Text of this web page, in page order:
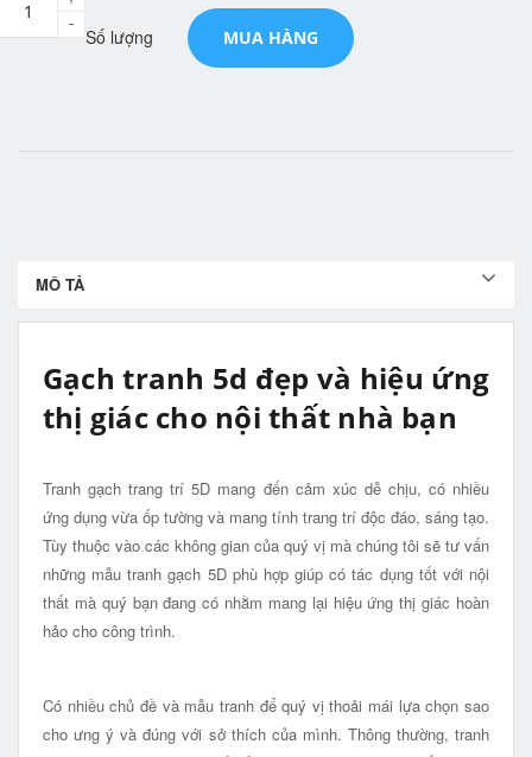
Số lượng
-
MUA HÀNG
MÔ TẢ
Gạch tranh 5d đẹp và hiệu ứng
thị giác cho nội thất nhà bạn
Tranh gạch trang trí 5D mang đến cảm xúc dễ chịu, có nhiều
ứng dụng vừa ốp tường và mang tính trang trí độc đáo, sáng tạo.
Tùy thuộc vào các không gian của quý vị mà chúng tôi sẽ tư vấn
những mẫu tranh gạch 5D phù hợp giúp có tác dụng tốt với nội
thất mà quý bạn đang có nhằm mang lại hiệu ứng thị giác hoàn
hảo cho công trình.
Có nhiều chủ đề và mẫu tranh để quý vị thoải mái lựa chọn sao
cho ưng ý và đúng với sở thích của mình. Thông thường, tranh